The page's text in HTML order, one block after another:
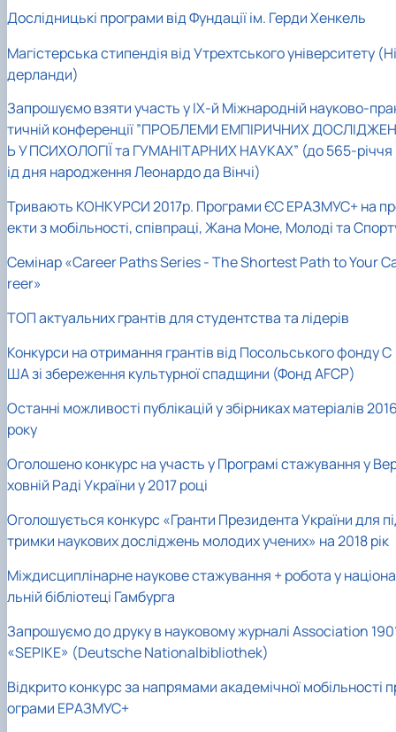
Дослідницькі програми від Фундації ім. Герди Хенкель
Магістерська стипендія від Утрехтського університету (Ні
дерланди)
Запрошуємо взяти участь у ІХ-й Міжнародній науково-
тичній конференції ”ПРОБЛЕМИ ЕМПІРИЧНИХ ДОСЛІДЖЕН
Ь У ПСИХОЛОГІЇ та ГУМАНІТАРНИХ НАУКАХ” (до 565-річчя
ід дня народження Леонардо да Вінчі)
Тривають КОНКУРСИ 2017р. Програми ЄС ЕРАЗМУС+ на
екти з мобільності, співпраці, Жана Моне, Молоді та
Семінар «Career Paths Series - The Shortest Path to Your
reer»
ТОП актуальних грантів для студентства та лідерів
Конкурси на отримання грантів від Посольського фонду С
ША зі збереження культурної спадщини (Фонд AFCP)
Останні можливості публікацій у збірниках матеріалів
року
Оголошено конкурс на участь у Програмі стажування у
ховній Раді України у 2017 році
Оголошується конкурс «Гранти Президента України для
тримки наукових досліджень молодих учених» на 2018 рік
Міждисциплінарне наукове стажування + робота у націона
льній бібліотеці Гамбурга
Запрошуємо до друку в науковому журналі Association
«SEPIKE» (Deutsche Nationalbibliothek)
Відкрито конкурс за напрямами академічної мобільності
ограми ЕРАЗМУС+